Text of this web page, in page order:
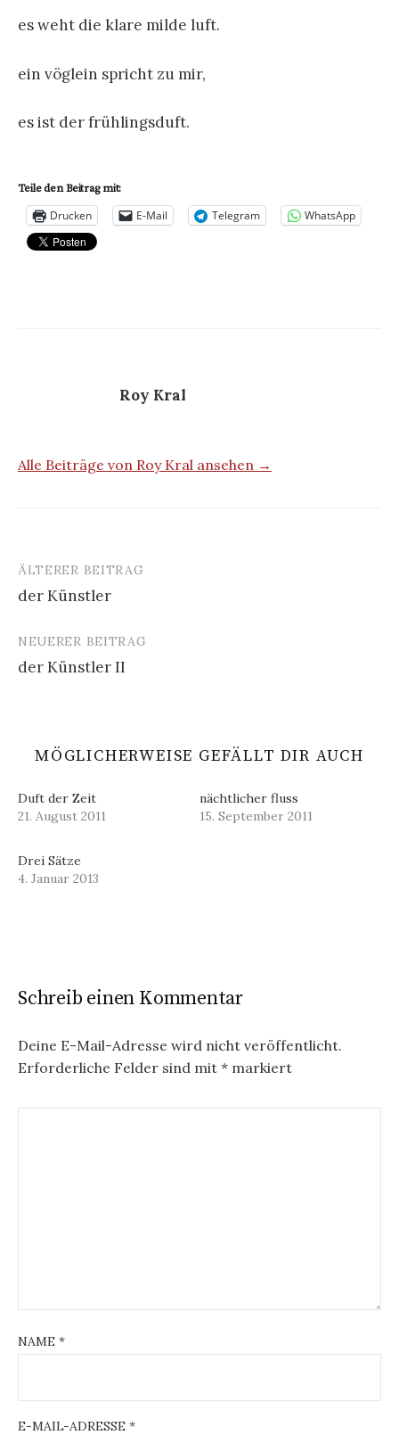
es weht die klare milde luft.
ein vöglein spricht zu mir,
es ist der frühlingsduft.
Teile den Beitrag mit:
Drucken E-Mail Telegram WhatsApp
Roy Kral
Alle Beiträge von Roy Kral ansehen →
Beitrags-
Navigation
ÄLTERER BEITRAG
der Künstler
NEUERER BEITRAG
der Künstler II
MÖGLICHERWEISE GEFÄLLT DIR AUCH
Duft der Zeit
21. August 2011
nächtlicher fluss
15. September 2011
Drei Sätze
4. Januar 2013
Schreib einen Kommentar
Deine E-Mail-Adresse wird nicht veröffentlicht.
Erforderliche Felder sind mit * markiert
NAME *
E-MAIL-ADRESSE *